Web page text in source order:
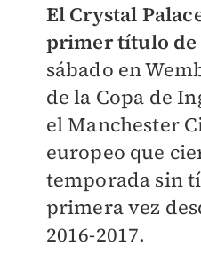
El Crystal
primer título de
sábado en
de la Copa de
el Manchester
europeo que
temporada sin
primera vez
2016-2017.